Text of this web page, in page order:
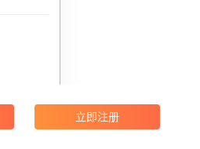
5000元
立即注册